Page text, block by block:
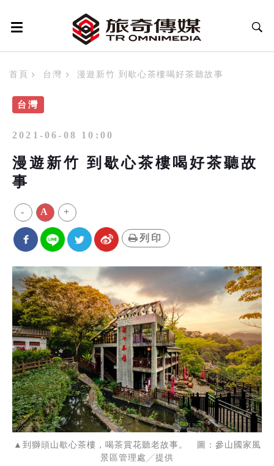
首頁 台灣 漫遊新竹 到歇心茶樓喝好茶聽故事
台灣
2021-06-08 10:00
漫遊新竹 到歇心茶樓喝好茶聽故
事
- A +
列印
▲到獅頭山歇心茶樓，喝茶賞花聽老故事。 圖：參山國家風
景區管理處╱提供